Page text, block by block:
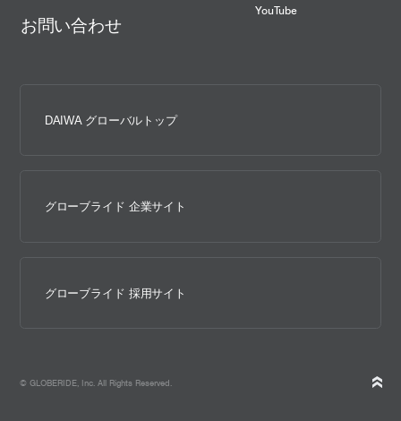
お問い合わせ
YouTube
DAIWA グローバルトップ
グローブライド 企業サイト
グローブライド 採用サイト
© GLOBERIDE, Inc. All Rights Reserved.